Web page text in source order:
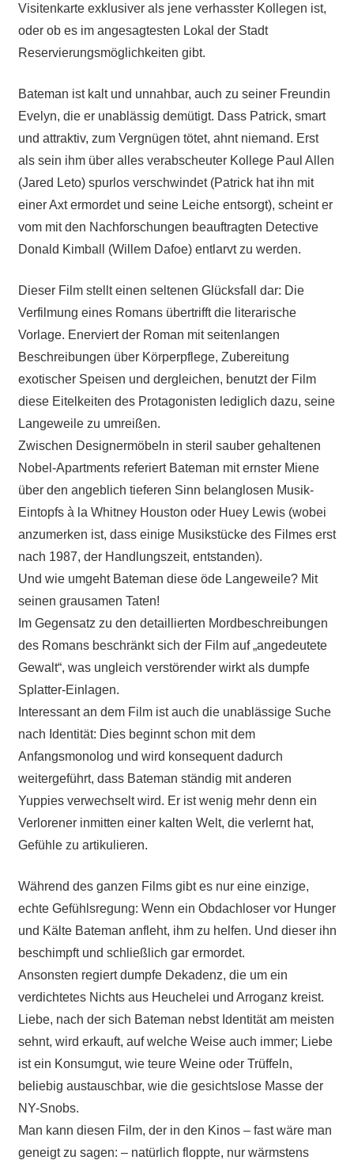
Visitenkarte exklusiver als jene verhasster Kollegen ist,
oder ob es im angesagtesten Lokal der Stadt
Reservierungsmöglichkeiten gibt.
Bateman ist kalt und unnahbar, auch zu seiner Freundin
Evelyn, die er unablässig demütigt. Dass Patrick, smart
und attraktiv, zum Vergnügen tötet, ahnt niemand. Erst
als sein ihm über alles verabscheuter Kollege Paul Allen
(Jared Leto) spurlos verschwindet (Patrick hat ihn mit
einer Axt ermordet und seine Leiche entsorgt), scheint er
vom mit den Nachforschungen beauftragten Detective
Donald Kimball (Willem Dafoe) entlarvt zu werden.
Dieser Film stellt einen seltenen Glücksfall dar: Die
Verfilmung eines Romans übertrifft die literarische
Vorlage. Enerviert der Roman mit seitenlangen
Beschreibungen über Körperpflege, Zubereitung
exotischer Speisen und dergleichen, benutzt der Film
diese Eitelkeiten des Protagonisten lediglich dazu, seine
Langeweile zu umreißen.
Zwischen Designermöbeln in steril sauber gehaltenen
Nobel-Apartments referiert Bateman mit ernster Miene
über den angeblich tieferen Sinn belanglosen Musik-
Eintopfs à la Whitney Houston oder Huey Lewis (wobei
anzumerken ist, dass einige Musikstücke des Filmes erst
nach 1987, der Handlungszeit, entstanden).
Und wie umgeht Bateman diese öde Langeweile? Mit
seinen grausamen Taten!
Im Gegensatz zu den detaillierten Mordbeschreibungen
des Romans beschränkt sich der Film auf „angedeutete
Gewalt“, was ungleich verstörender wirkt als dumpfe
Splatter-Einlagen.
Interessant an dem Film ist auch die unablässige Suche
nach Identität: Dies beginnt schon mit dem
Anfangsmonolog und wird konsequent dadurch
weitergeführt, dass Bateman ständig mit anderen
Yuppies verwechselt wird. Er ist wenig mehr denn ein
Verlorener inmitten einer kalten Welt, die verlernt hat,
Gefühle zu artikulieren.
Während des ganzen Films gibt es nur eine einzige,
echte Gefühlsregung: Wenn ein Obdachloser vor Hunger
und Kälte Bateman anfleht, ihm zu helfen. Und dieser ihn
beschimpft und schließlich gar ermordet.
Ansonsten regiert dumpfe Dekadenz, die um ein
verdichtetes Nichts aus Heuchelei und Arroganz kreist.
Liebe, nach der sich Bateman nebst Identität am meisten
sehnt, wird erkauft, auf welche Weise auch immer; Liebe
ist ein Konsumgut, wie teure Weine oder Trüffeln,
beliebig austauschbar, wie die gesichtslose Masse der
NY-Snobs.
Man kann diesen Film, der in den Kinos – fast wäre man
geneigt zu sagen: – natürlich floppte, nur wärmstens